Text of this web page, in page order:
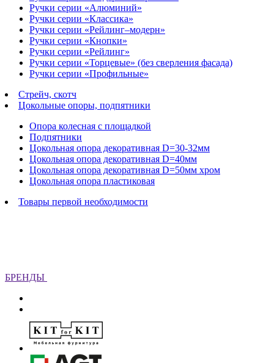
Ручки серии «Алюминий»
Ручки серии «Классика»
Ручки серии «Рейлинг–модерн»
Ручки серии «Кнопки»
Ручки серии «Рейлинг»
Ручки серии «Торцевые» (без сверления фасада)
Ручки серии «Профильные»
Стрейч, скотч
Цокольные опоры, подпятники
Опора колесная с площадкой
Подпятники
Цокольная опора декоративная D=30-32мм
Цокольная опора декоративная D=40мм
Цокольная опора декоративная D=50мм хром
Цокольная опора пластиковая
Товары первой необходимости
БРЕНДЫ